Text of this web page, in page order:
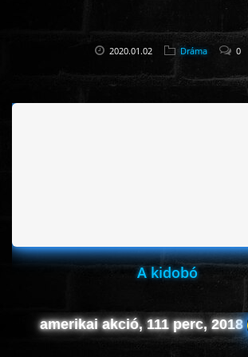
DOKUMENTUMFILMEK
PC-GAME
2020.01.02 Dráma 0
A kidobó
amerikai akció, 111 perc, 2018